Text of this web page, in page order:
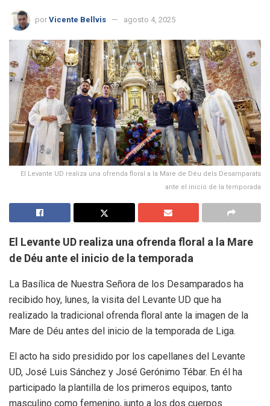
por Vicente Bellvis agosto 4, 2025
El Levante UD realiza una ofrenda floral a la Mare de Déu dels Desamparats
ante el inicio de la temporada
El Levante UD realiza una ofrenda floral a la Mare
de Déu ante el inicio de la temporada
La Basílica de Nuestra Señora de los Desamparados ha
recibido hoy, lunes, la visita del Levante UD que ha
realizado la tradicional ofrenda floral ante la imagen de la
Mare de Déu antes del inicio de la temporada de Liga.
El acto ha sido presidido por los capellanes del Levante
UD, José Luis Sánchez y José Gerónimo Tébar. En él ha
participado la plantilla de los primeros equipos, tanto
masculino como femenino, junto a los dos cuerpos